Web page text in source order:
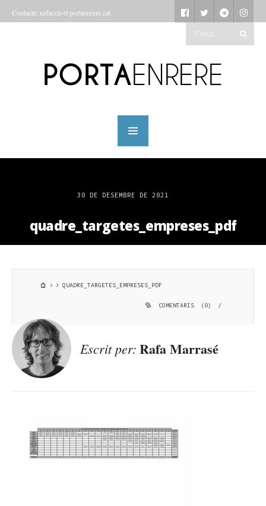
Contacte: redaccio@portaenrere.cat
30 DE DESEMBRE DE 2021
quadre_targetes_empreses_pdf
QUADRE_TARGETES_EMPRESES_PDF
COMENTARIS (0) /
Escrit per: Rafa Marrasé